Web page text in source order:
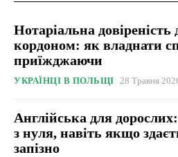
Нотаріальна довіреність
кордоном: як владнати
приїжджаючи
УКРАЇНЦІ В ПОЛЬЩІ 28 Травня
Англійська для
з нуля, навіть якщо
запізно